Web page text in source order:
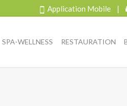
Application Mobile |
SPA-WELLNESS RESTAURATION